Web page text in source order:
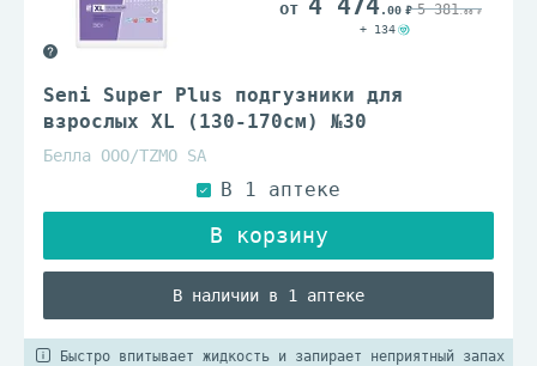
Seni Super Plus подгузники для
взрослых XL (130-170см) №30
Белла ООО/TZMO SA
В наличии в 1 аптеке
4 474.00 5 381.00
+ 134
Быстро впитывает жидкость и запирает неприятный запах